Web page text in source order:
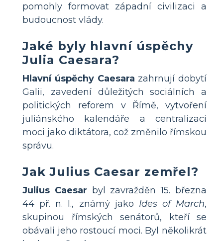
pomohly formovat západní civilizaci a
budoucnost vlády.
Jaké byly hlavní úspěchy
Julia Caesara?
Hlavní úspěchy Caesara zahrnují dobytí
Galii, zavedení důležitých sociálních a
politických reforem v Římě, vytvoření
juliánského kalendáře a centralizaci
moci jako diktátora, což změnilo římskou
správu.
Jak Julius Caesar zemřel?
Julius Caesar byl zavražděn 15. března
44 př. n. l., známý jako Ides of March,
skupinou římských senátorů, kteří se
obávali jeho rostoucí moci. Byl několikrát